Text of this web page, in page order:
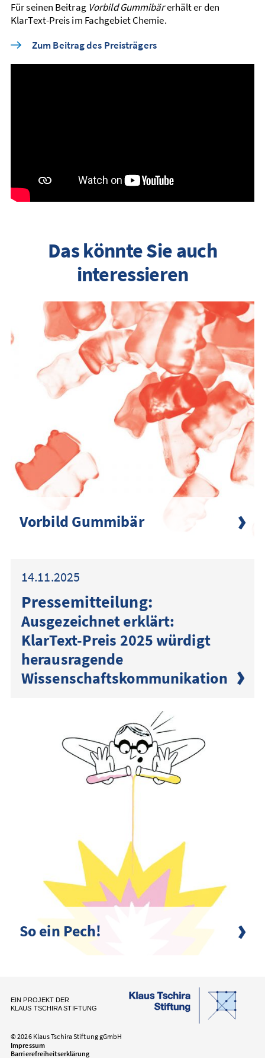
Für seinen Beitrag Vorbild Gummibärerhält er den
KlarText-Preis im Fachgebiet Chemie.
Zum Beitrag des Preisträgers
Das könnte Sie auch
interessieren
Vorbild Gummibär
14.11.2025
Presse­mitteilung:
Ausgezeichnet erklärt:
KlarText-Preis 2025 würdigt
herausragende
Wissenschaftskommunikation
So ein Pech!
EIN PROJEKT DER
KLAUS TSCHIRA STIFTUNG
© 2026 Klaus Tschira Stiftung gGmbH
Impressum
Barrierefreiheitserklärung